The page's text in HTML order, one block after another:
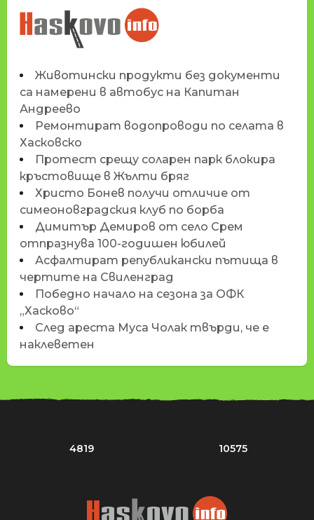
НОВИНИТЕ НА
HASKOVO.INFO
Животински продукти без документи
са намерени в автобус на Капитан
Андреево
Ремонтират водопроводи по селата в
Хасковско
Протест срещу соларен парк блокира
кръстовище в Жълти бряг
Христо Бонев получи отличие от
симеоновградския клуб по борба
Димитър Демиров от село Срем
отпразнува 100-годишен юбилей
Асфалтират републикански пътища в
чертите на Свиленград
Победно начало на сезона за ОФК
„Хасково“
След ареста Муса Чолак твърди, че е
наклеветен
4819 10575